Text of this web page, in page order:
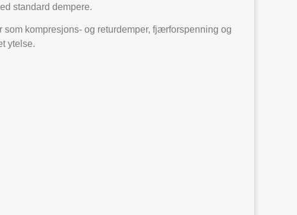
standard dempere.
kompresjons- og returdemper, fjærforspenning og
ytelse.